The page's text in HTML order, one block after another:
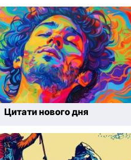
Цитати нового дня